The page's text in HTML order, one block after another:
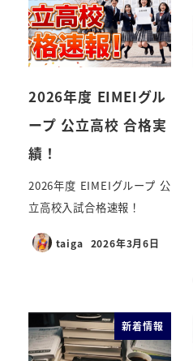
2026年度 EIMEIグル
ープ 公立高校 合格実
績！
2026年度 EIMEIグループ 公
立高校入試合格速報！
taiga 2026年3月6日
新着情報